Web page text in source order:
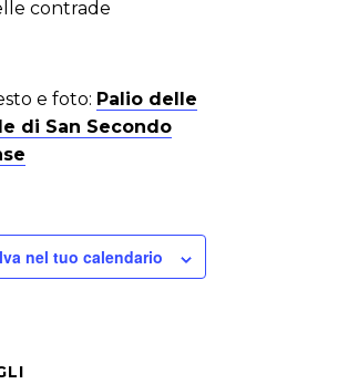
contrade
e foto: Palio delle
di San Secondo
nel tuo calendario